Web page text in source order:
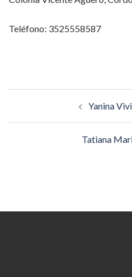
Teléfono: 3525558587
Yanina
Tatiana